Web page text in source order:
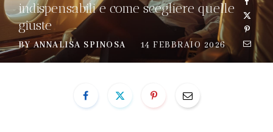
indispensabili e come scegliere quelle
giuste
BY ANNALISA SPINOSA 14 FEBBRAIO 2026